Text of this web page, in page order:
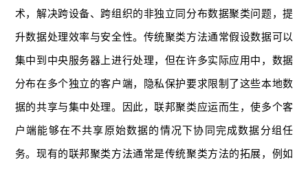
术，解决跨设备、跨组织的非独立同分布数据聚类问题，提
升数据处理效率与安全性。传统聚类方法通常假设数据可以
集中到中央服务器上进行处理，但在许多实际应用中，数据
分布在多个独立的客户端，隐私保护要求限制了这些本地数
据的共享与集中处理。因此，联邦聚类应运而生，使多个客
户端能够在不共享原始数据的情况下协同完成数据分组任
务。现有的联邦聚类方法通常是传统聚类方法的拓展，例如